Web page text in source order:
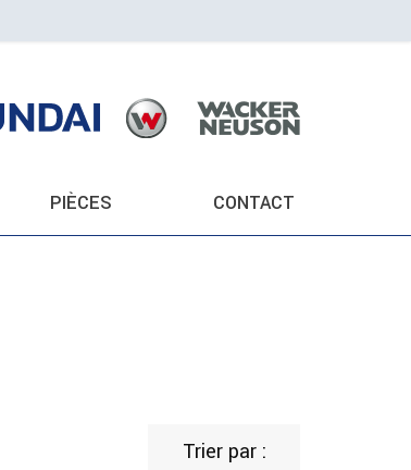
PIÈCES CONTACT
Trier par :